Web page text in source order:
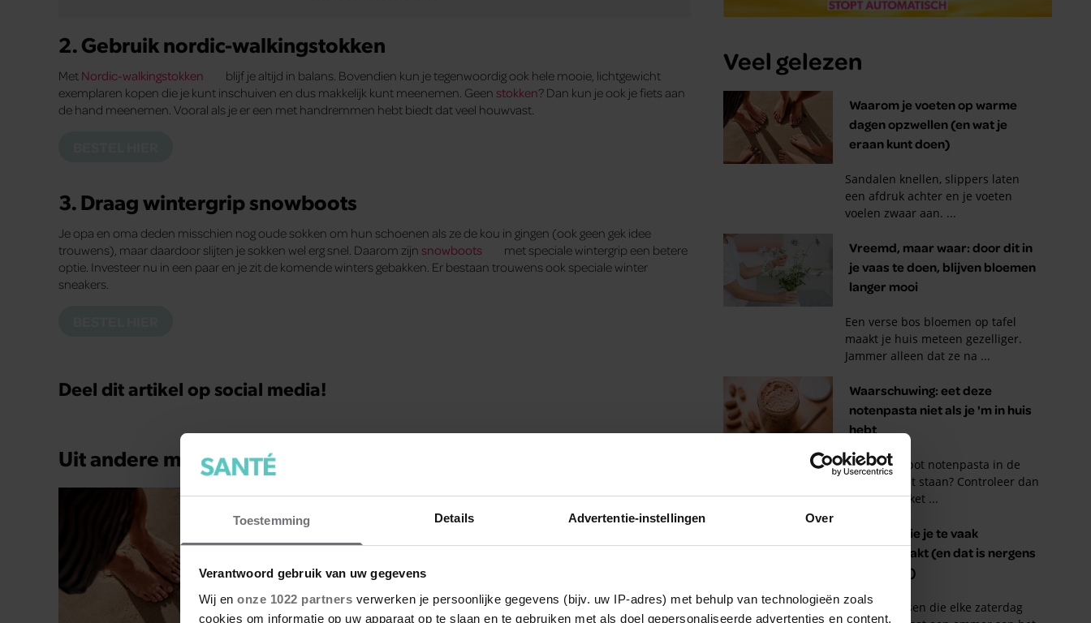
Toestemming Details Advertentie-instellingen Over
Verantwoord gebruik van uw gegevens
Wij en onze 1022 partners verwerken je persoonlijke gegevens (bijv. uw IP-adres) met behulp van technologieën zoals
cookies om informatie op uw apparaat op te slaan en te gebruiken met als doel gepersonaliseerde advertenties en content,
2. Gebruik nordic-walkingstokken
Met Nordic-walkingstokken
blijf je altijd in balans. Bovendien kun je tegenwoordig ook hele mooie, lichtgewicht
exemplaren kopen die je kunt inschuiven en dus makkelijk kunt meenemen. Geen stokken? Dan kun je ook je fiets aan
de hand meenemen. Vooral als je er een met handremmen hebt biedt dat veel houwvast.
3. Draag wintergrip snowboots
Je opa en oma deden misschien nog oude sokken om hun schoenen als ze de kou in gingen (ook geen gek idee
trouwens), maar daardoor slijten je sokken wel erg snel. Daarom zijn snowboots
met speciale wintergrip een betere
optie. Investeer nu in een paar en je zit de komende winters gebakken. Er bestaan trouwens ook speciale winter
sneakers.
Deel dit artikel op social media!
Uit andere media